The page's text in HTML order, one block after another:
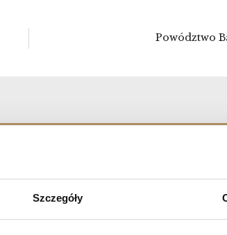
Szczegóły
Powództwo